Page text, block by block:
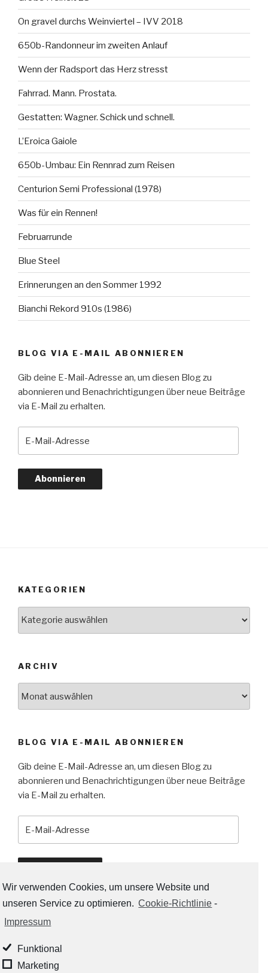
Wir verwenden Cookies, um unsere Website und
unseren Service zu optimieren. Cookie-Richtlinie -
Impressum
Funktional
Marketing
On gravel durchs Weinviertel – IVV 2018
650b-Randonneur im zweiten Anlauf
Wenn der Radsport das Herz stresst
Fahrrad. Mann. Prostata.
Gestatten: Wagner. Schick und schnell.
L’Eroica Gaiole
650b-Umbau: Ein Rennrad zum Reisen
Centurion Semi Professional (1978)
Was für ein Rennen!
Februarrunde
Blue Steel
Erinnerungen an den Sommer 1992
Bianchi Rekord 910s (1986)
BLOG VIA E-MAIL ABONNIEREN
Gib deine E-Mail-Adresse an, um diesen Blog zu
abonnieren und Benachrichtigungen über neue Beiträge
via E-Mail zu erhalten.
Abonnieren
KATEGORIEN
ARCHIV
BLOG VIA E-MAIL ABONNIEREN
Gib deine E-Mail-Adresse an, um diesen Blog zu
abonnieren und Benachrichtigungen über neue Beiträge
via E-Mail zu erhalten.
RSS-LINKS:
RSS - Beiträge
RSS - Kommentare